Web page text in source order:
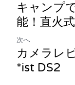
キャンプ
能！直火
次へ
カメラレ
*ist DS2